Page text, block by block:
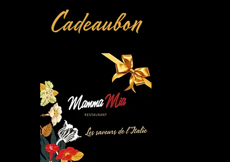
Cadeaubon